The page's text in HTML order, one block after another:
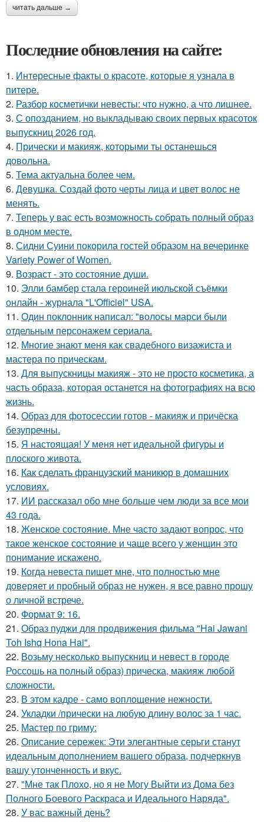
читать дальше →
Последние обновления на сайте:
1. Интересные факты о красоте, которые я узнала в
питере.
2. Разбор косметички невесты: что нужно, а что лишнее.
3. С опозданием, но выкладываю своих первых красоток
выпускниц 2026 год.
4. Прически и макияж, которыми ты останешься
довольна.
5. Тема актуальна более чем.
6. Девушка. Создай фото черты лица и цвет волос не
менять.
7. Теперь у вас есть возможность собрать полный образ
в одном месте.
8. Сидни Суини покорила гостей образом на вечеринке
Variety Power of Women.
9. Возраст - это состояние души.
10. Элли бамбер стала героиней июльской съёмки
онлайн - журнала "L'Officiel" USA.
11. Один поклонник написал: "волосы марси были
отдельным персонажем сериала.
12. Многие знают меня как свадебного визажиста и
мастера по прическам.
13. Для выпускницы макияж - это не просто косметика, а
часть образа, которая останется на фотографиях на всю
жизнь.
14. Образ для фотосессии готов - макияж и причёска
безупречны.
15. Я настоящая! У меня нет идеальной фигуры и
плоского живота.
16. Как сделать французский маникюр в домашних
условиях.
17. ИИ рассказал обо мне больше чем люди за все мои
43 года.
18. Женское состояние. Мне часто задают вопрос, что
такое женское состояние и чаще всего у женщин это
понимание искажено.
19. Когда невеста пишет мне, что полностью мне
доверяет и пробный образ не нужен, я все равно прошу
о личной встрече.
20. Формат 9: 16.
21. Образ пуджи для продвижения фильма "Hai Jawani
Toh Ishq Hona Hai".
22. Возьму несколько выпускниц и невест в городе
Россошь на полный образ) прическа, макияж любой
сложности.
23. В этом кадре - само воплощение нежности.
24. Укладки /прически на любую длину волос за 1 час.
25. Мастер по гриму:
26. Описание сережек: Эти элегантные серьги станут
идеальным дополнением вашего образа, подчеркнув
вашу утонченность и вкус.
27. "Мне так Плохо, но я не Могу Выйти из Дома без
Полного Боевого Раскраса и Идеального Наряда".
28. У вас важный день?